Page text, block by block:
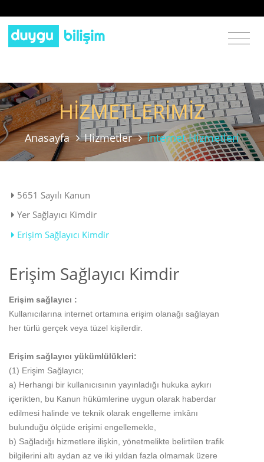
HİZMETLERİMİZ
Anasayfa Hizmetler İnternet Hizmetleri
5651 Sayılı Kanun
Yer Sağlayıcı Kimdir
Erişim Sağlayıcı Kimdir
Erişim Sağlayıcı Kimdir
Erişim sağlayıcı :
Kullanıcılarına internet ortamına erişim olanağı sağlayan
her türlü gerçek veya tüzel kişilerdir.
Erişim sağlayıcı yükümlülükleri:
(1) Erişim Sağlayıcı;
a) Herhangi bir kullanıcısının yayınladığı hukuka aykırı
içerikten, bu Kanun hükümlerine uygun olarak haberdar
edilmesi halinde ve teknik olarak engelleme imkânı
bulunduğu ölçüde erişimi engellemekle,
b) Sağladığı hizmetlere ilişkin, yönetmelikte belirtilen trafik
bilgilerini altı aydan az ve iki yıldan fazla olmamak üzere